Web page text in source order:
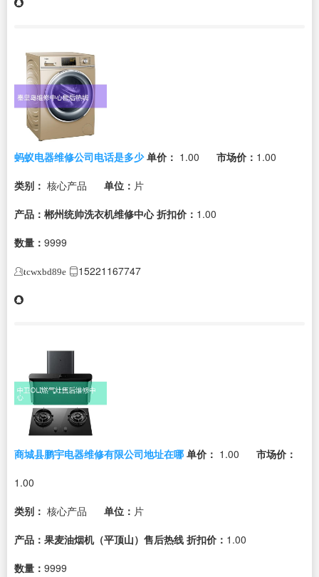
蚂蚁电器维修公司电话是多少 单价： 1.00 市场价： 1.00
类别： 核心产品 单位： 片
产品：郴州统帅洗衣机维修中心 折扣价： 1.00
数量： 9999
tcwxbd89e 15221167747
商城县鹏宇电器维修有限公司地址在哪 单价： 1.00
市场价：
1.00
类别： 核心产品 单位： 片
产品：果麦油烟机（平顶山）售后热线 折扣价： 1.00
数量： 9999